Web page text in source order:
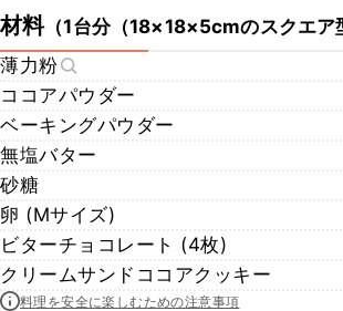
材料（1台分（18×18×5cmのスクエア
薄力粉
ココアパウダー
ベーキングパウダー
無塩バター
砂糖
卵 (Mサイズ)
ビターチョコレート (4枚)
クリームサンドココアクッキー
料理を安全に楽しむための注意事項